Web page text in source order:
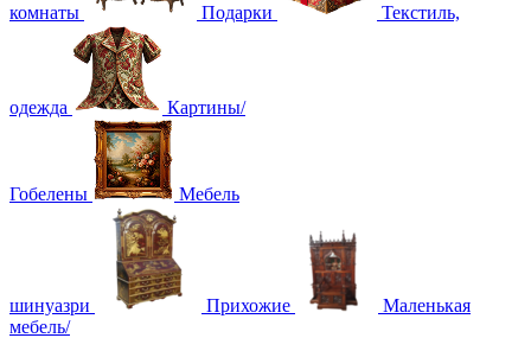
комнаты Подарки Текстиль,
одежда Картины/
Гобелены Мебель
шинуазри Прихожие
Маленькая
мебель/